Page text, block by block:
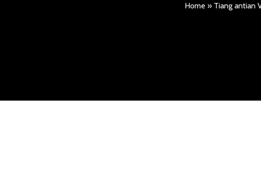
Home » Tiang antian